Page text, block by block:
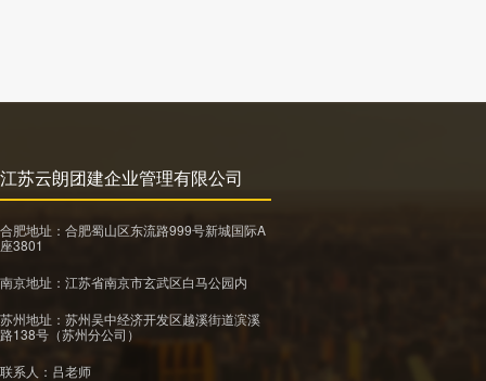
江苏云朗团建企业管理有限公司
合肥地址：合肥蜀山区东流路999号新城国际A
座3801
南京地址：江苏省南京市玄武区白马公园内
苏州地址：苏州吴中经济开发区越溪街道滨溪
路138号（苏州分公司）
联系人：吕老师